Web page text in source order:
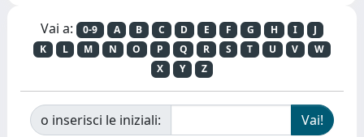
Vai a: 0-9 A B C D E F G H I
J
K
L M N O P Q R S T U V
W
X
Y Z
o inserisci le iniziali: